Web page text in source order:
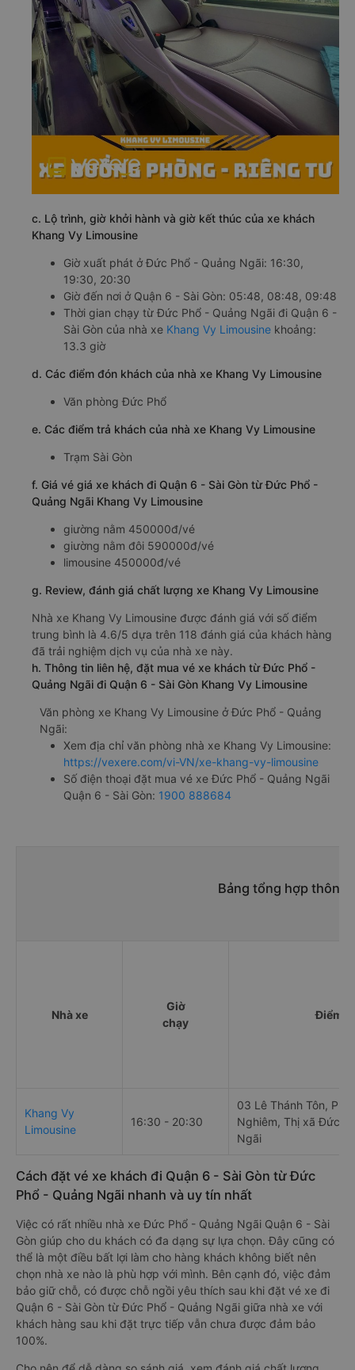
c. Lộ trình, giờ khởi hành và giờ kết thúc của xe khách
Khang Vy Limousine
Giờ xuất phát ở Đức Phổ - Quảng Ngãi: 16:30,
19:30, 20:30
Giờ đến nơi ở Quận 6 - Sài Gòn: 05:48, 08:48, 09:48
Thời gian chạy từ Đức Phổ - Quảng Ngãi đi Quận 6 -
Sài Gòn của nhà xe Khang Vy Limousine khoảng:
13.3 giờ
d. Các điểm đón khách của nhà xe Khang Vy Limousine
Văn phòng Đức Phổ
e. Các điểm trả khách của nhà xe Khang Vy Limousine
Trạm Sài Gòn
f. Giá vé giá xe khách đi Quận 6 - Sài Gòn từ Đức Phổ -
Quảng Ngãi Khang Vy Limousine
giường nằm 450000đ/vé
giường nằm đôi 590000đ/vé
limousine 450000đ/vé
g. Review, đánh giá chất lượng xe Khang Vy Limousine
Nhà xe Khang Vy Limousine được đánh giá với số điểm
trung bình là 4.6/5 dựa trên 118 đánh giá của khách hàng
đã trải nghiệm dịch vụ của nhà xe này.
h. Thông tin liên hệ, đặt mua vé xe khách từ Đức Phổ -
Quảng Ngãi đi Quận 6 - Sài Gòn Khang Vy Limousine
Văn phòng xe Khang Vy Limousine ở Đức Phổ - Quảng
Ngãi:
Xem địa chỉ văn phòng nhà xe Khang Vy Limousine:
https://vexere.com/vi-VN/xe-khang-vy-limousine
Số điện thoại đặt mua vé xe Đức Phổ - Quảng Ngãi
Quận 6 - Sài Gòn: 1900 888684
Bảng tổng hợp thông
Nhà xe
Giờ
chạy
Điểm đi
Khang Vy
Limousine
16:30 - 20:30
03 Lê Thánh Tôn,
Nghiêm, Thị xã Đức
Ngãi
Cách đặt vé xe khách đi Quận 6 - Sài Gòn từ Đức
Phổ - Quảng Ngãi nhanh và uy tín nhất
Việc có rất nhiều nhà xe Đức Phổ - Quảng Ngãi Quận 6 - Sài
Gòn giúp cho du khách có đa dạng sự lựa chọn. Đây cũng có
thể là một điều bất lợi làm cho hàng khách không biết nên
chọn nhà xe nào là phù hợp với mình. Bên cạnh đó, việc đảm
bảo giữ chỗ, có được chỗ ngồi yêu thích sau khi đặt vé xe đi
Quận 6 - Sài Gòn từ Đức Phổ - Quảng Ngãi giữa nhà xe với
khách hàng sau khi đặt trực tiếp vẫn chưa được đảm bảo
100%.